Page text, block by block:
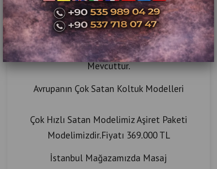
72 Saat Diliminde Teknik Destek
Masaj Koltuk Modellerimiz 169.000 TL İle
650.000 TL Fiyat Aralığında Modellerimiz
Mevcuttur.
Avrupanın Çok Satan Koltuk Modelleri
Çok Hızlı Satan Modelimiz Aşiret Paketi
Modelimizdir.Fiyatı 369.000 TL
İstanbul Mağazamızda Masaj